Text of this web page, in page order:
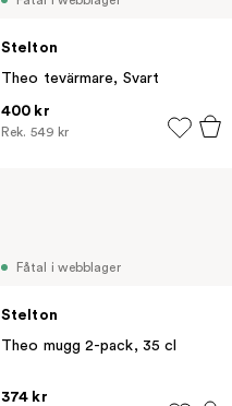
Stelton
Theo tevärmare, Svart
400 kr
Rek. 549 kr
Fåtal i webblager
Stelton
Theo mugg 2-pack, 35 cl
374 kr